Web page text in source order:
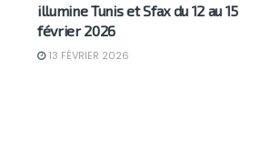
illumine Tunis et Sfax du 12 au 15
février 2026
13 FÉVRIER 2026